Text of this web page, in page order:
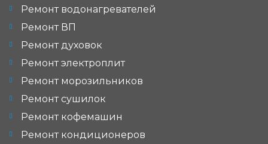
Ремонт водонагревателей
Ремонт ВП
Ремонт духовок
Ремонт электроплит
Ремонт морозильников
Ремонт сушилок
Ремонт кофемашин
Ремонт кондиционеров